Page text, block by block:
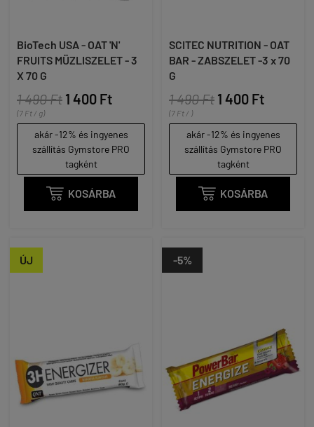
BioTech USA - OAT 'N'
FRUITS MÜZLISZELET - 3
X 70 G
1 490 Ft 1 400 Ft
(7 Ft / g)
akár -12% és ingyenes
szállítás Gymstore PRO
tagként
 KOSÁRBA
SCITEC NUTRITION - OAT
BAR - ZABSZELET -3 x 70
G
1 490 Ft 1 400 Ft
(7 Ft / )
akár -12% és ingyenes
szállítás Gymstore PRO
tagként
 KOSÁRBA
ÚJ -5%